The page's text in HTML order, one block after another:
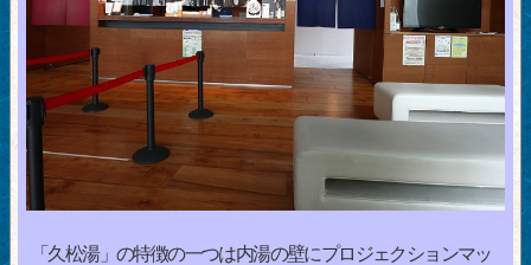
「久松湯」の特徴の一つは内湯の壁にプロジェクションマッ